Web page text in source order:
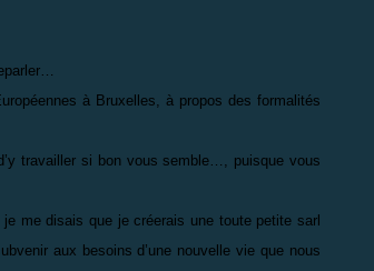
à Bruxelles, à propos des formalités
travailler si bon vous semble…, puisque vous
me disais que je créerais une toute petite sarl
aux besoins d’une nouvelle vie que nous